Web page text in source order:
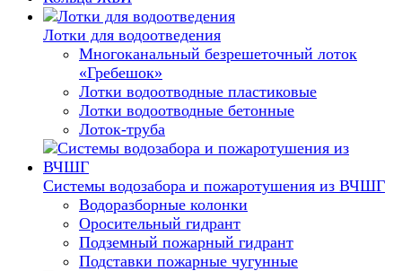
Лотки для водоотведения
Многоканальный безрешеточный лоток
«Гребешок»
Лотки водоотводные пластиковые
Лотки водоотводные бетонные
Лоток-труба
Системы водозабора и пожаротушения из ВЧШГ
Водоразборные колонки
Оросительный гидрант
Подземный пожарный гидрант
Подставки пожарные чугунные